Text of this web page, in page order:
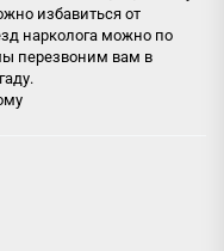
избавиться от
нарколога можно по
перезвоним вам в